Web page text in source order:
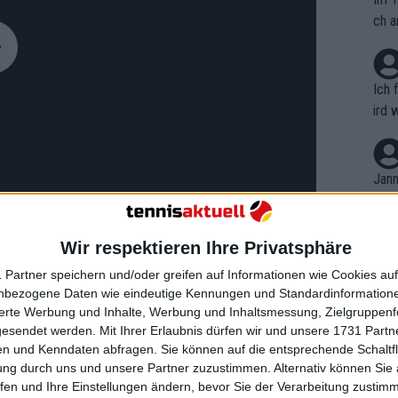
Wir respektieren Ihre Privatsphäre
Partner speichern und/oder greifen auf Informationen wie Cookies
Daten wie eindeutige Kennungen und
Werbung und Inhalte, Werbung und Inhaltsmessung,
werden. Mit Ihrer Erlaubnis dürfen wir und unsere 1731
und Kenndaten abfragen. Sie können auf die entsprechende
durch uns und unsere Partner zuzustimmen. Alternativ können Sie
und Ihre Einstellungen ändern, bevor Sie der Verarbeitung
den French Open 1983 im Hauptfeld,
nicht mehr möglich ist. Die
nächsten Jahren machte Graf
ch
Ich
ird
r in
em
t,
B.
on
n
nt.